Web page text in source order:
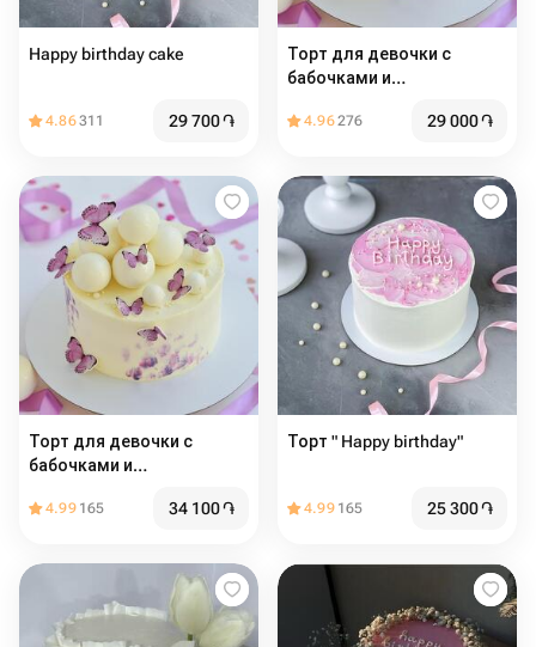
Happy birthday cake
4.86311 29 700֏
Торт для девочки с
бабочками и
4.96276 29 000֏
Торт для девочки с
бабочками и
4.99 165 34 100֏
Торт " Happy birthday"
4.99 165 25 300֏